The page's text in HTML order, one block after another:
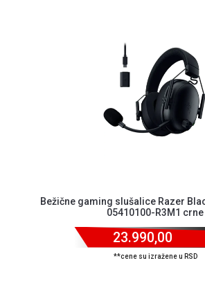
Bežične gaming slušalice Razer
05410100-R3M1 crne
23.990,00
**cene su izražene u RSD